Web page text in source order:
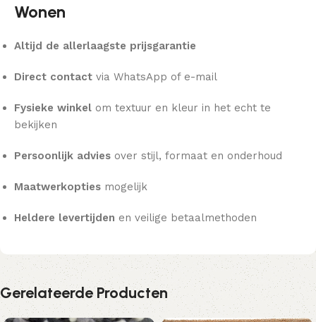
Wonen
Altijd de allerlaagste prijsgarantie
Direct contact via WhatsApp of e-mail
Fysieke winkel om textuur en kleur in het echt te
bekijken
Persoonlijk advies over stijl, formaat en onderhoud
Maatwerkopties mogelijk
Heldere levertijden en veilige betaalmethoden
Gerelateerde Producten